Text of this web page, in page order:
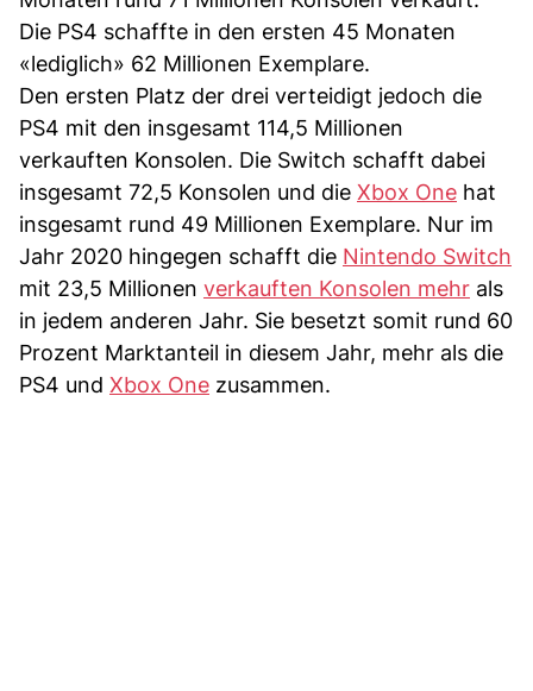
Die PS4 schaffte in den ersten 45 Monaten
«lediglich» 62 Millionen Exemplare.
Den ersten Platz der drei verteidigt jedoch die
PS4 mit den insgesamt 114,5 Millionen
verkauften Konsolen. Die Switch schafft dabei
insgesamt 72,5 Konsolen und die Xbox One hat
insgesamt rund 49 Millionen Exemplare. Nur im
Jahr 2020 hingegen schafft die Nintendo Switch
mit 23,5 Millionen verkauften Konsolen mehr als
in jedem anderen Jahr. Sie besetzt somit rund 60
Prozent Marktanteil in diesem Jahr, mehr als die
PS4 und Xbox One zusammen.